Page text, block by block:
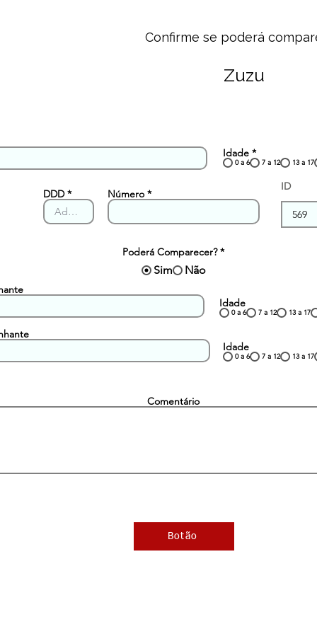
Confirme se poderá
Zuzu
Idade *
0 a 6 7 a 12 13 a 17
DDD Número
ID
Poderá Comparecer? *
Sim Não
Idade
0 a 6 7 a 12 13 a 17
Idade
0 a 6 7 a 12 13 a 17
Comentário
Botão